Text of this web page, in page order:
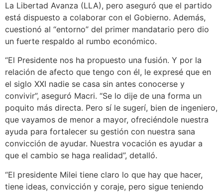
La Libertad Avanza (LLA), pero aseguró que el partido
está dispuesto a colaborar con el Gobierno. Además,
cuestionó al “entorno” del primer mandatario pero dio
un fuerte respaldo al rumbo económico.
“El Presidente nos ha propuesto una fusión. Y por la
relación de afecto que tengo con él, le expresé que en
el siglo XXI nadie se casa sin antes conocerse y
convivir”, aseguró Macri. “Se lo dije de una forma un
poquito más directa. Pero sí le sugerí, bien de ingeniero,
que vayamos de menor a mayor, ofreciéndole nuestra
ayuda para fortalecer su gestión con nuestra sana
convicción de ayudar. Nuestra vocación es ayudar a
que el cambio se haga realidad”, detalló.
“El presidente Milei tiene claro lo que hay que hacer,
tiene ideas, convicción y coraje, pero sigue teniendo